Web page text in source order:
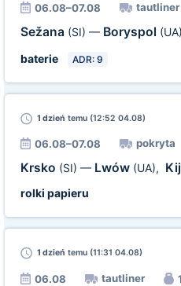
06.08–07.08 tautliner
Sežana (SI) — Boryspol (UA)
baterie
ADR: 9
1 dzień temu (12:52 04.08)
06.08–07.08 pokryta
Krsko (SI) — Lwów (UA),
rolki papieru
1 dzień temu (11:31 04.08)
06.08 tautliner